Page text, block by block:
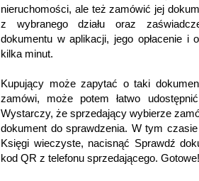
nieruchomości, ale też zamówić jej
z wybranego działu oraz
dokumentu w aplikacji, jego opłacenie i
kilka minut.
Kupujący może zapytać o taki
zamówi, może potem łatwo
Wystarczy, że sprzedający wybierze
dokument do sprawdzenia. W tym
Księgi wieczyste, nacisnąć Sprawdź
kod QR z telefonu sprzedającego. Gotowe!